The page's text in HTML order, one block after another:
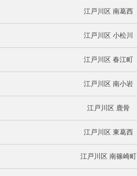
江戸川区 南葛西
江戸川区 小松川
江戸川区 春江町
江戸川区 南小岩
江戸川区 鹿骨
江戸川区 東葛西
江戸川区 南篠崎町